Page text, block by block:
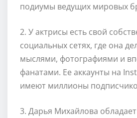
подиумы ведущих мировых
2. У актрисы есть свой
социальных сетях, где она
мыслями, фотографиями и
фанатами. Ее аккаунты на
имеют миллионы
3. Дарья Михайлова